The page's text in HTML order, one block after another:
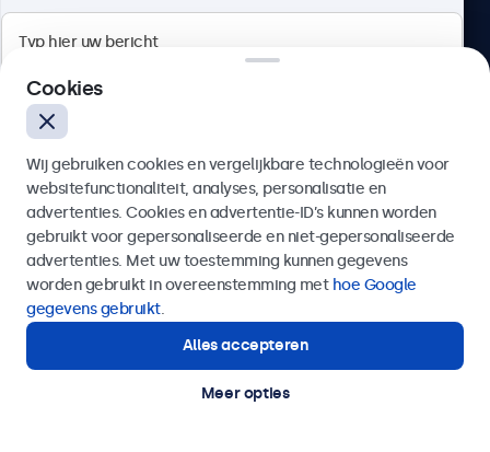
4.8/5 door 5000+ bedrijven
Nederlands
© 2026 Beetronics
Verzenden
Of bel ons op
Hulp of advies nodig?
Direct contact met een specialist.
Cookies
Wij gebruiken cookies en vergelijkbare technologieën voor
websitefunctionaliteit, analyses, personalisatie en
advertenties. Cookies en advertentie-ID’s kunnen worden
gebruikt voor gepersonaliseerde en niet-gepersonaliseerde
advertenties. Met uw toestemming kunnen gegevens
worden gebruikt in overeenstemming met hoe Google
gegevens gebruikt.
Alles accepteren
Meer opties